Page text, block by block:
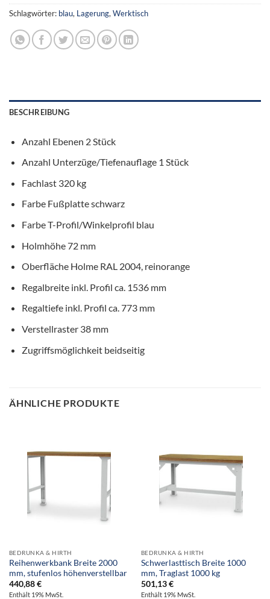
Schlagwörter: blau, Lagerung, Werktisch
BESCHREIBUNG
Anzahl Ebenen 2 Stück
Anzahl Unterzüge/Tiefenauflage 1 Stück
Fachlast 320 kg
Farbe Fußplatte schwarz
Farbe T-Profil/Winkelprofil blau
Holmhöhe 72 mm
Oberfläche Holme RAL 2004, reinorange
Regalbreite inkl. Profil ca. 1536 mm
Regaltiefe inkl. Profil ca. 773 mm
Verstellraster 38 mm
Zugriffsmöglichkeit beidseitig
ÄHNLICHE PRODUKTE
BEDRUNKA & HIRTH
Reihenwerkbank Breite 2000
mm, stufenlos höhenverstellbar
440,88€
Enthält 19% MwSt.
BEDRUNKA & HIRTH
Schwerlasttisch Breite 1000
mm, Traglast 1000 kg
501,13€
Enthält 19% MwSt.